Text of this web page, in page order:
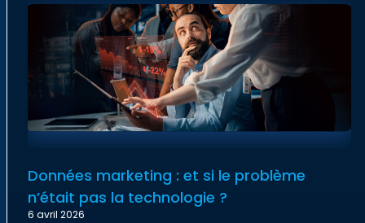
Données marketing : et si le problème
n’était pas la technologie ?
6 avril 2026